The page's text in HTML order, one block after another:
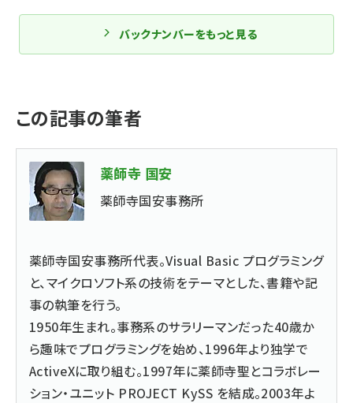
バックナンバーをもっと見る
この記事の筆者
薬師寺 国安
薬師寺国安事務所
薬師寺国安事務所代表。Visual Basic プログラミング
と、マイクロソフト系の技術をテーマとした、書籍や記
事の執筆を行う。
1950年生まれ。事務系のサラリーマンだった40歳か
ら趣味でプログラミングを始め、1996年より独学で
ActiveXに取り組む。1997年に薬師寺聖とコラボレー
ション・ユニット PROJECT KySS を結成。2003年よ